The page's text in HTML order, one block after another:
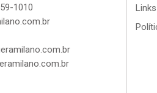
1010